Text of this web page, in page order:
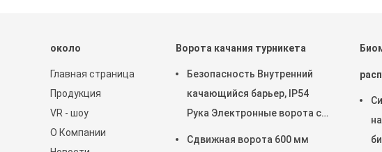
около
Главная страница
Продукция
VR - шоу
О Компании
Ворота качания турникета
Безопасность Внутренний
качающийся барьер, IP54
Рука Электронные ворота с
Сдвижная ворота 600 мм